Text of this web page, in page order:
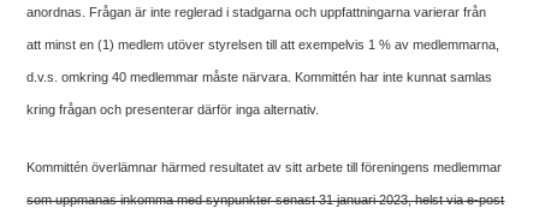
anordnas. Frågan är inte reglerad i stadgarna och uppfattningarna varierar från
att minst en (1) medlem utöver styrelsen till att exempelvis 1 % av medlemmarna,
d.v.s. omkring 40 medlemmar måste närvara. Kommittén har inte kunnat samlas
kring frågan och presenterar därför inga alternativ.
Kommittén överlämnar härmed resultatet av sitt arbete till föreningens medlemmar
som uppmanas inkomma med synpunkter senast 31 januari 2023, helst via e-post